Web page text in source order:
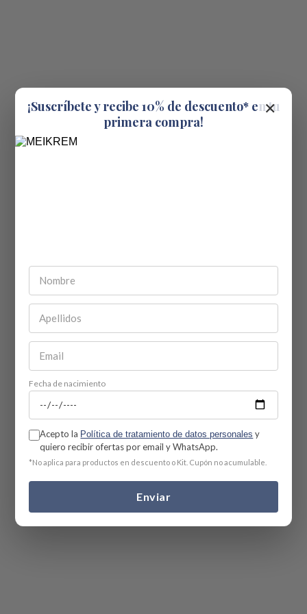
×
¡Suscríbete y recibe 10% de descuento* en tu
primera compra!
Fecha de nacimiento
Acepto la Política de tratamiento de datos personales y
quiero recibir ofertas por email y WhatsApp.
*No aplica para productos en descuento o Kit. Cupón no acumulable.
Enviar